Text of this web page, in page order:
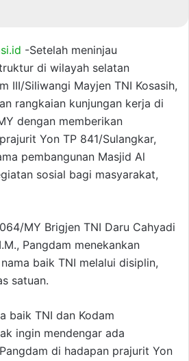
-Setelah meninjau
di wilayah selatan
III/Siliwangi Mayjen TNI Kosasih,
rangkaian kunjungan kerja di
dengan memberikan
Yon TP 841/Sulangkar,
pembangunan Masjid Al
sosial bagi masyarakat,
MY Brigjen TNI Daru Cahyadi
Pangdam menekankan
baik TNI melalui disiplin,
satuan.
baik TNI dan Kodam
ingin mendengar ada
di hadapan prajurit Yon